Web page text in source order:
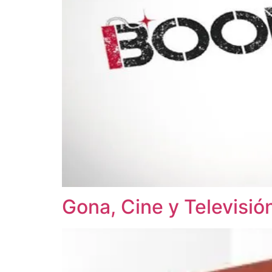
Gona, Cine y